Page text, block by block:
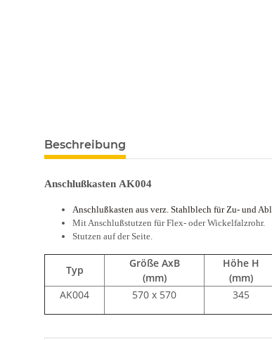
Beschreibung
Anschlußkasten AK004
Anschlußkasten aus verz. Stahlblech für Zu- und
Mit Anschlußstutzen für Flex- oder Wickelfalzrohr.
Stutzen auf der Seite.
Typ
Größe AxB
(mm)
Höhe H
(mm)
AK004
570 x 570 345